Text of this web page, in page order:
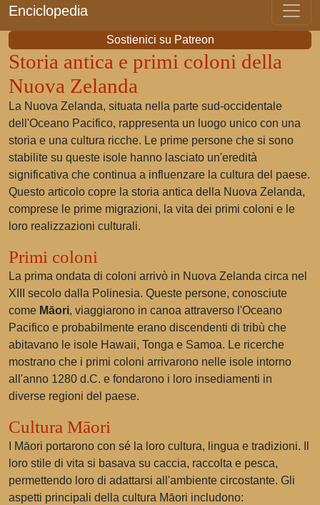
Enciclopedia
Sostienici su Patreon
Storia antica e primi coloni della
Nuova Zelanda
La Nuova Zelanda, situata nella parte sud-occidentale
dell'Oceano Pacifico, rappresenta un luogo unico con una
storia e una cultura ricche. Le prime persone che si sono
stabilite su queste isole hanno lasciato un'eredità
significativa che continua a influenzare la cultura del paese.
Questo articolo copre la storia antica della Nuova Zelanda,
comprese le prime migrazioni, la vita dei primi coloni e le
loro realizzazioni culturali.
Primi coloni
La prima ondata di coloni arrivò in Nuova Zelanda circa nel
XIII secolo dalla Polinesia. Queste persone, conosciute
come Māori, viaggiarono in canoa attraverso l'Oceano
Pacifico e probabilmente erano discendenti di tribù che
abitavano le isole Hawaii, Tonga e Samoa. Le ricerche
mostrano che i primi coloni arrivarono nelle isole intorno
all'anno 1280 d.C. e fondarono i loro insediamenti in
diverse regioni del paese.
Cultura Māori
I Māori portarono con sé la loro cultura, lingua e tradizioni. Il
loro stile di vita si basava su caccia, raccolta e pesca,
permettendo loro di adattarsi all'ambiente circostante. Gli
aspetti principali della cultura Māori includono: